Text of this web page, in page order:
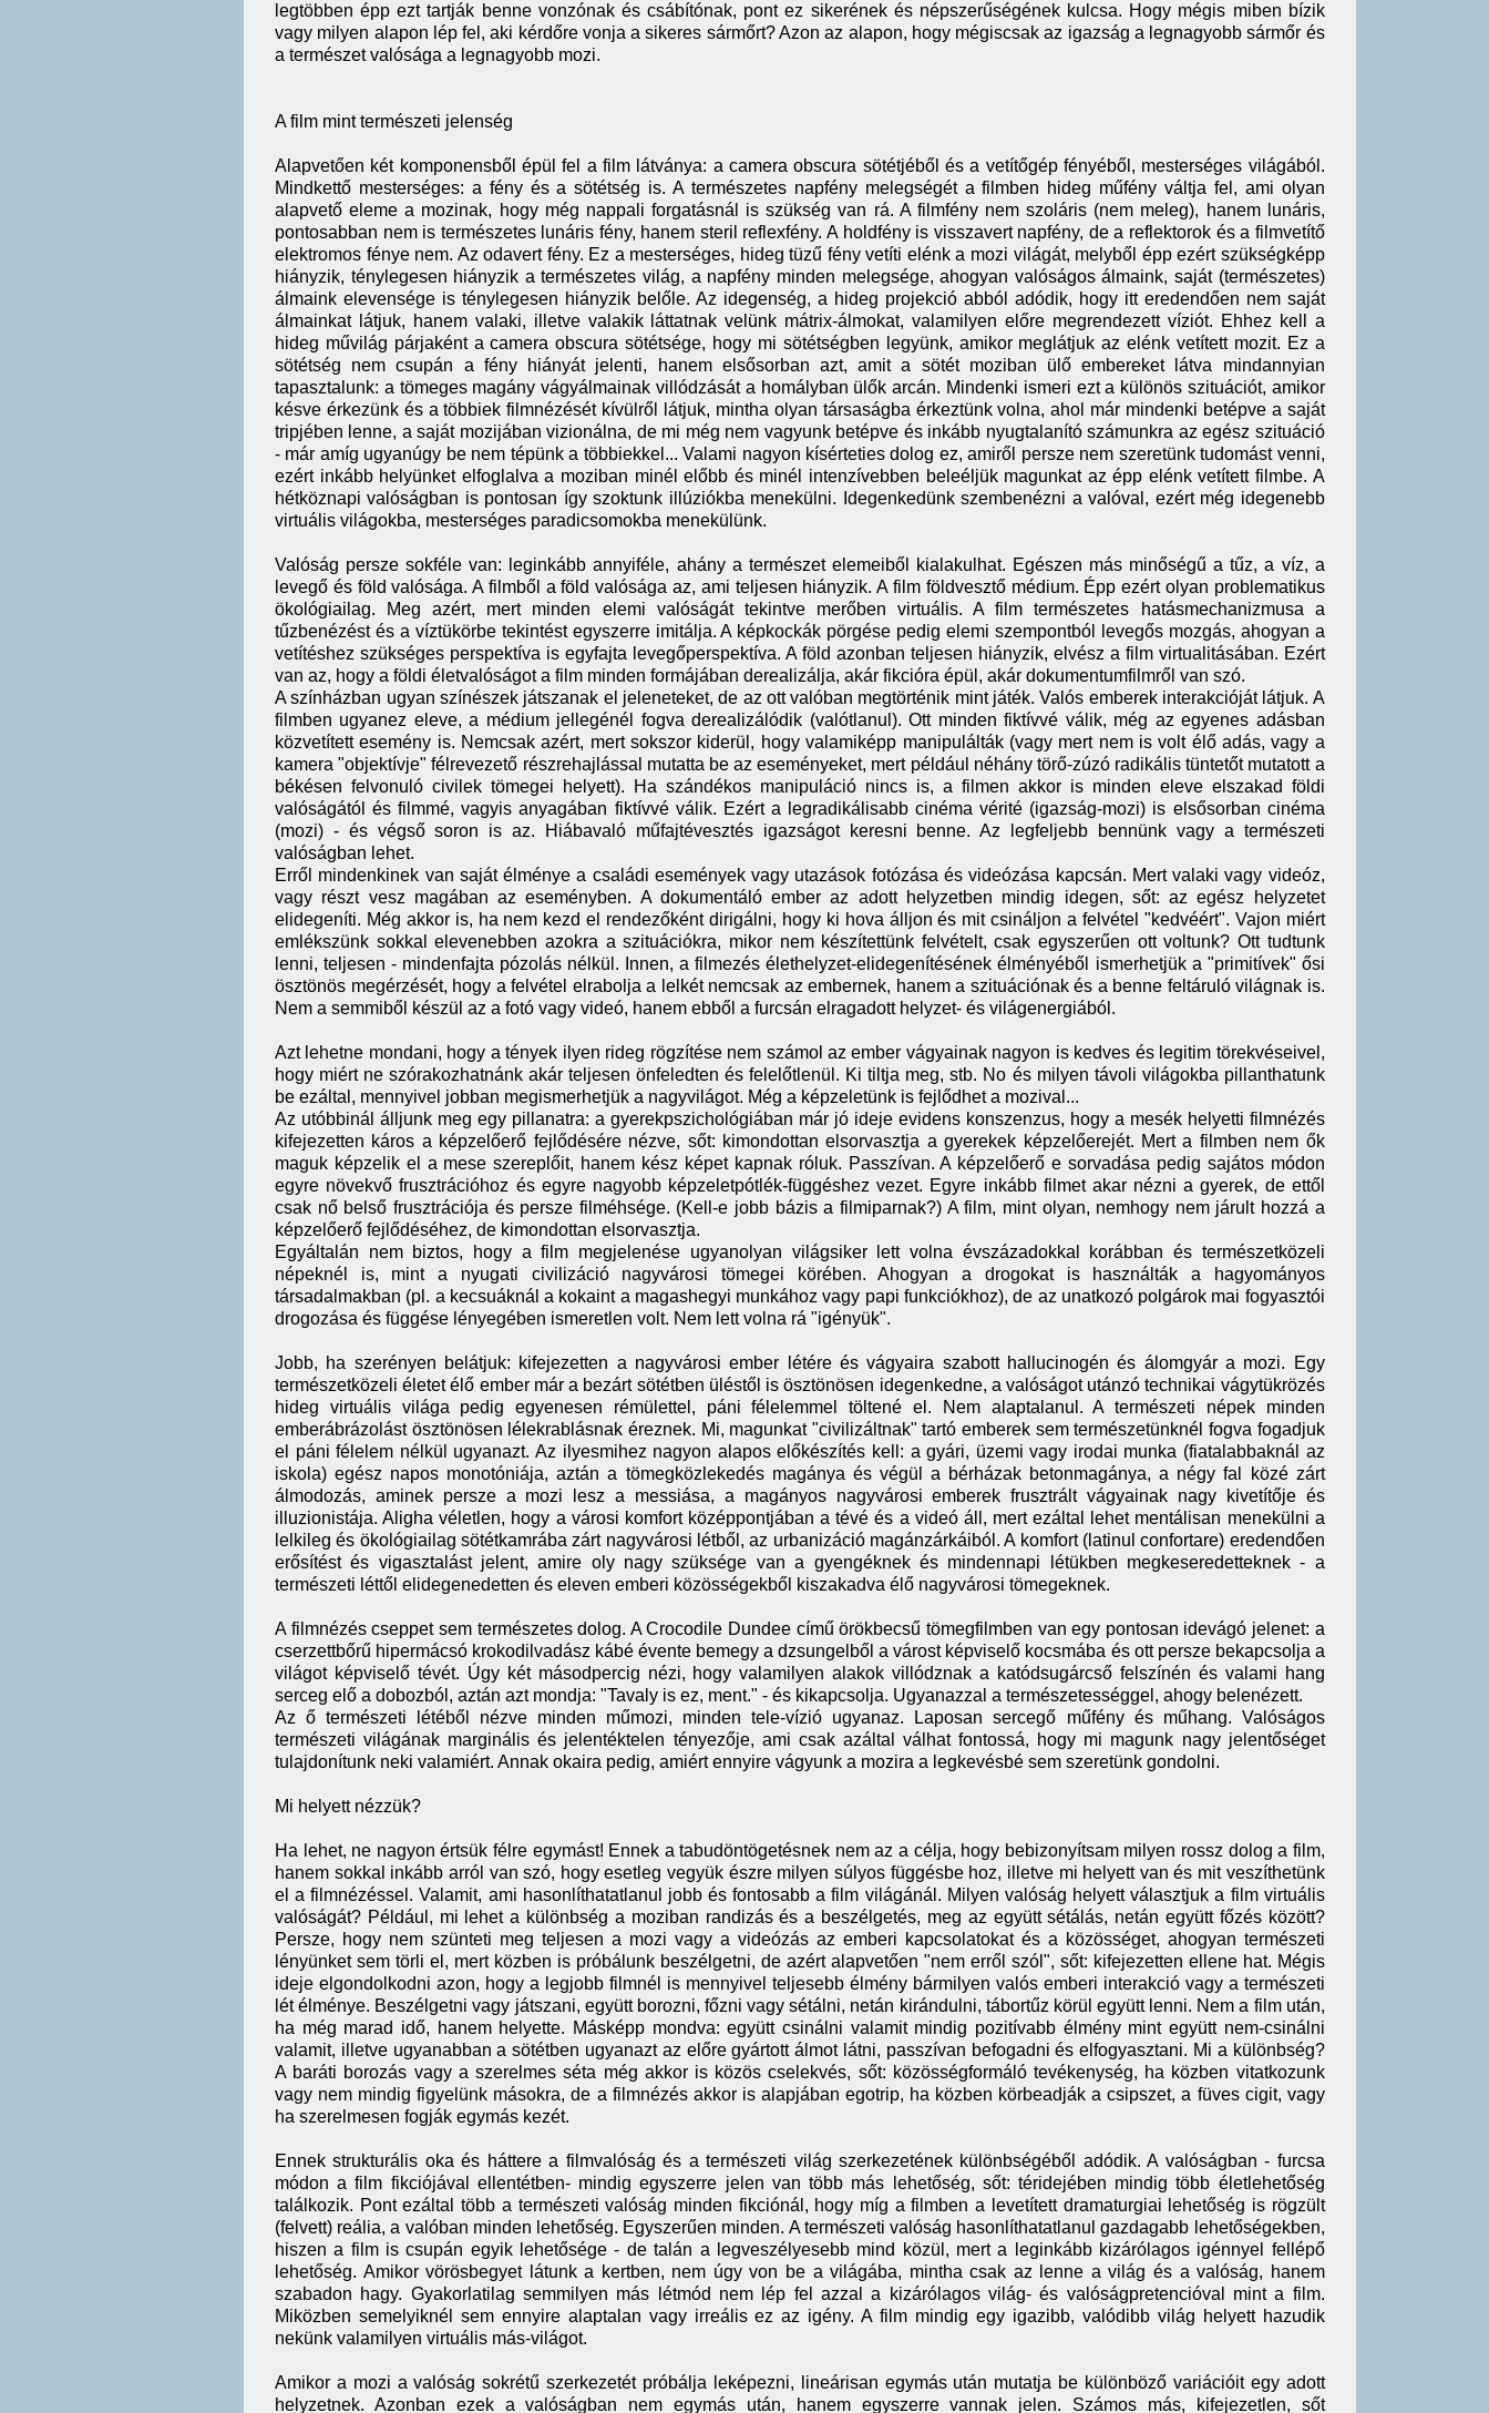
legtöbben épp ezt tartják benne vonzónak és csábítónak, pont ez sikerének és népszerűségének kulcsa. Hogy mégis miben bízik
vagy milyen alapon lép fel, aki kérdőre vonja a sikeres sármőrt? Azon az alapon, hogy mégiscsak az igazság a legnagyobb sármőr és
a természet valósága a legnagyobb mozi.
A film mint természeti jelenség
Alapvetően két komponensből épül fel a film látványa: a camera obscura sötétjéből és a vetítőgép fényéből, mesterséges világából.
Mindkettő mesterséges: a fény és a sötétség is. A természetes napfény melegségét a filmben hideg műfény váltja fel, ami olyan
alapvető eleme a mozinak, hogy még nappali forgatásnál is szükség van rá. A filmfény nem szoláris (nem meleg), hanem lunáris,
pontosabban nem is természetes lunáris fény, hanem steril reflexfény. A holdfény is visszavert napfény, de a reflektorok és a filmvetítő
elektromos fénye nem. Az odavert fény. Ez a mesterséges, hideg tüzű fény vetíti elénk a mozi világát, melyből épp ezért szükségképp
hiányzik, ténylegesen hiányzik a természetes világ, a napfény minden melegsége, ahogyan valóságos álmaink, saját (természetes)
álmaink elevensége is ténylegesen hiányzik belőle. Az idegenség, a hideg projekció abból adódik, hogy itt eredendően nem saját
álmainkat látjuk, hanem valaki, illetve valakik láttatnak velünk mátrix-álmokat, valamilyen előre megrendezett víziót. Ehhez kell a
hideg művilág párjaként a camera obscura sötétsége, hogy mi sötétségben legyünk, amikor meglátjuk az elénk vetített mozit. Ez a
sötétség nem csupán a fény hiányát jelenti, hanem elsősorban azt, amit a sötét moziban ülő embereket látva mindannyian
tapasztalunk: a tömeges magány vágyálmainak villódzását a homályban ülők arcán. Mindenki ismeri ezt a különös szituációt, amikor
késve érkezünk és a többiek filmnézését kívülről látjuk, mintha olyan társaságba érkeztünk volna, ahol már mindenki betépve a saját
tripjében lenne, a saját mozijában vizionálna, de mi még nem vagyunk betépve és inkább nyugtalanító számunkra az egész szituáció
- már amíg ugyanúgy be nem tépünk a többiekkel... Valami nagyon kísérteties dolog ez, amiről persze nem szeretünk tudomást venni,
ezért inkább helyünket elfoglalva a moziban minél előbb és minél intenzívebben beleéljük magunkat az épp elénk vetített filmbe. A
hétköznapi valóságban is pontosan így szoktunk illúziókba menekülni. Idegenkedünk szembenézni a valóval, ezért még idegenebb
virtuális világokba, mesterséges paradicsomokba menekülünk.
Valóság persze sokféle van: leginkább annyiféle, ahány a természet elemeiből kialakulhat. Egészen más minőségű a tűz, a víz, a
levegő és föld valósága. A filmből a föld valósága az, ami teljesen hiányzik. A film földvesztő médium. Épp ezért olyan problematikus
ökológiailag. Meg azért, mert minden elemi valóságát tekintve merőben virtuális. A film természetes hatásmechanizmusa a
tűzbenézést és a víztükörbe tekintést egyszerre imitálja. A képkockák pörgése pedig elemi szempontból levegős mozgás, ahogyan a
vetítéshez szükséges perspektíva is egyfajta levegőperspektíva. A föld azonban teljesen hiányzik, elvész a film virtualitásában. Ezért
van az, hogy a földi életvalóságot a film minden formájában derealizálja, akár fikcióra épül, akár dokumentumfilmről van szó.
A színházban ugyan színészek játszanak el jeleneteket, de az ott valóban megtörténik mint játék. Valós emberek interakcióját látjuk. A
filmben ugyanez eleve, a médium jellegénél fogva derealizálódik (valótlanul). Ott minden fiktívvé válik, még az egyenes adásban
közvetített esemény is. Nemcsak azért, mert sokszor kiderül, hogy valamiképp manipulálták (vagy mert nem is volt élő adás, vagy a
kamera "objektívje" félrevezető részrehajlással mutatta be az eseményeket, mert például néhány törő-zúzó radikális tüntetőt mutatott a
békésen felvonuló civilek tömegei helyett). Ha szándékos manipuláció nincs is, a filmen akkor is minden eleve elszakad földi
valóságától és filmmé, vagyis anyagában fiktívvé válik. Ezért a legradikálisabb cinéma vérité (igazság-mozi) is elsősorban cinéma
(mozi) - és végső soron is az. Hiábavaló műfajtévesztés igazságot keresni benne. Az legfeljebb bennünk vagy a természeti
valóságban lehet.
Erről mindenkinek van saját élménye a családi események vagy utazások fotózása és videózása kapcsán. Mert valaki vagy videóz,
vagy részt vesz magában az eseményben. A dokumentáló ember az adott helyzetben mindig idegen, sőt: az egész helyzetet
elidegeníti. Még akkor is, ha nem kezd el rendezőként dirigálni, hogy ki hova álljon és mit csináljon a felvétel "kedvéért". Vajon miért
emlékszünk sokkal elevenebben azokra a szituációkra, mikor nem készítettünk felvételt, csak egyszerűen ott voltunk? Ott tudtunk
lenni, teljesen - mindenfajta pózolás nélkül. Innen, a filmezés élethelyzet-elidegenítésének élményéből ismerhetjük a "primitívek" ősi
ösztönös megérzését, hogy a felvétel elrabolja a lelkét nemcsak az embernek, hanem a szituációnak és a benne feltáruló világnak is.
Nem a semmiből készül az a fotó vagy videó, hanem ebből a furcsán elragadott helyzet- és világenergiából.
Azt lehetne mondani, hogy a tények ilyen rideg rögzítése nem számol az ember vágyainak nagyon is kedves és legitim törekvéseivel,
hogy miért ne szórakozhatnánk akár teljesen önfeledten és felelőtlenül. Ki tiltja meg, stb. No és milyen távoli világokba pillanthatunk
be ezáltal, mennyivel jobban megismerhetjük a nagyvilágot. Még a képzeletünk is fejlődhet a mozival...
Az utóbbinál álljunk meg egy pillanatra: a gyerekpszichológiában már jó ideje evidens konszenzus, hogy a mesék helyetti filmnézés
kifejezetten káros a képzelőerő fejlődésére nézve, sőt: kimondottan elsorvasztja a gyerekek képzelőerejét. Mert a filmben nem ők
maguk képzelik el a mese szereplőit, hanem kész képet kapnak róluk. Passzívan. A képzelőerő e sorvadása pedig sajátos módon
egyre növekvő frusztrációhoz és egyre nagyobb képzeletpótlék-függéshez vezet. Egyre inkább filmet akar nézni a gyerek, de ettől
csak nő belső frusztrációja és persze filméhsége. (Kell-e jobb bázis a filmiparnak?) A film, mint olyan, nemhogy nem járult hozzá a
képzelőerő fejlődéséhez, de kimondottan elsorvasztja.
Egyáltalán nem biztos, hogy a film megjelenése ugyanolyan világsiker lett volna évszázadokkal korábban és természetközeli
népeknél is, mint a nyugati civilizáció nagyvárosi tömegei körében. Ahogyan a drogokat is használták a hagyományos
társadalmakban (pl. a kecsuáknál a kokaint a magashegyi munkához vagy papi funkciókhoz), de az unatkozó polgárok mai fogyasztói
drogozása és függése lényegében ismeretlen volt. Nem lett volna rá "igényük".
Jobb, ha szerényen belátjuk: kifejezetten a nagyvárosi ember létére és vágyaira szabott hallucinogén és álomgyár a mozi. Egy
természetközeli életet élő ember már a bezárt sötétben üléstől is ösztönösen idegenkedne, a valóságot utánzó technikai vágytükrözés
hideg virtuális világa pedig egyenesen rémülettel, páni félelemmel töltené el. Nem alaptalanul. A természeti népek minden
emberábrázolást ösztönösen lélekrablásnak éreznek. Mi, magunkat "civilizáltnak" tartó emberek sem természetünknél fogva fogadjuk
el páni félelem nélkül ugyanazt. Az ilyesmihez nagyon alapos előkészítés kell: a gyári, üzemi vagy irodai munka (fiatalabbaknál az
iskola) egész napos monotóniája, aztán a tömegközlekedés magánya és végül a bérházak betonmagánya, a négy fal közé zárt
álmodozás, aminek persze a mozi lesz a messiása, a magányos nagyvárosi emberek frusztrált vágyainak nagy kivetítője és
illuzionistája. Aligha véletlen, hogy a városi komfort középpontjában a tévé és a videó áll, mert ezáltal lehet mentálisan menekülni a
lelkileg és ökológiailag sötétkamrába zárt nagyvárosi létből, az urbanizáció magánzárkáiból. A komfort (latinul confortare) eredendően
erősítést és vigasztalást jelent, amire oly nagy szüksége van a gyengéknek és mindennapi létükben megkeseredetteknek - a
természeti léttől elidegenedetten és eleven emberi közösségekből kiszakadva élő nagyvárosi tömegeknek.
A filmnézés cseppet sem természetes dolog. A Crocodile Dundee című örökbecsű tömegfilmben van egy pontosan idevágó jelenet: a
cserzettbőrű hipermácsó krokodilvadász kábé évente bemegy a dzsungelből a várost képviselő kocsmába és ott persze bekapcsolja a
világot képviselő tévét. Úgy két másodpercig nézi, hogy valamilyen alakok villódznak a katódsugárcső felszínén és valami hang
serceg elő a dobozból, aztán azt mondja: "Tavaly is ez, ment." - és kikapcsolja. Ugyanazzal a természetességgel, ahogy belenézett.
Az ő természeti létéből nézve minden műmozi, minden tele-vízió ugyanaz. Laposan sercegő műfény és műhang. Valóságos
természeti világának marginális és jelentéktelen tényezője, ami csak azáltal válhat fontossá, hogy mi magunk nagy jelentőséget
tulajdonítunk neki valamiért. Annak okaira pedig, amiért ennyire vágyunk a mozira a legkevésbé sem szeretünk gondolni.
Mi helyett nézzük?
Ha lehet, ne nagyon értsük félre egymást! Ennek a tabudöntögetésnek nem az a célja, hogy bebizonyítsam milyen rossz dolog a film,
hanem sokkal inkább arról van szó, hogy esetleg vegyük észre milyen súlyos függésbe hoz, illetve mi helyett van és mit veszíthetünk
el a filmnézéssel. Valamit, ami hasonlíthatatlanul jobb és fontosabb a film világánál. Milyen valóság helyett választjuk a film virtuális
valóságát? Például, mi lehet a különbség a moziban randizás és a beszélgetés, meg az együtt sétálás, netán együtt főzés között?
Persze, hogy nem szünteti meg teljesen a mozi vagy a videózás az emberi kapcsolatokat és a közösséget, ahogyan természeti
lényünket sem törli el, mert közben is próbálunk beszélgetni, de azért alapvetően "nem erről szól", sőt: kifejezetten ellene hat. Mégis
ideje elgondolkodni azon, hogy a legjobb filmnél is mennyivel teljesebb élmény bármilyen valós emberi interakció vagy a természeti
lét élménye. Beszélgetni vagy játszani, együtt borozni, főzni vagy sétálni, netán kirándulni, tábortűz körül együtt lenni. Nem a film után,
ha még marad idő, hanem helyette. Másképp mondva: együtt csinálni valamit mindig pozitívabb élmény mint együtt nem-csinálni
valamit, illetve ugyanabban a sötétben ugyanazt az előre gyártott álmot látni, passzívan befogadni és elfogyasztani. Mi a különbség?
A baráti borozás vagy a szerelmes séta még akkor is közös cselekvés, sőt: közösségformáló tevékenység, ha közben vitatkozunk
vagy nem mindig figyelünk másokra, de a filmnézés akkor is alapjában egotrip, ha közben körbeadják a csipszet, a füves cigit, vagy
ha szerelmesen fogják egymás kezét.
Ennek strukturális oka és háttere a filmvalóság és a természeti világ szerkezetének különbségéből adódik. A valóságban - furcsa
módon a film fikciójával ellentétben- mindig egyszerre jelen van több más lehetőség, sőt: téridejében mindig több életlehetőség
találkozik. Pont ezáltal több a természeti valóság minden fikciónál, hogy míg a filmben a levetített dramaturgiai lehetőség is rögzült
(felvett) reália, a valóban minden lehetőség. Egyszerűen minden. A természeti valóság hasonlíthatatlanul gazdagabb lehetőségekben,
hiszen a film is csupán egyik lehetősége - de talán a legveszélyesebb mind közül, mert a leginkább kizárólagos igénnyel fellépő
lehetőség. Amikor vörösbegyet látunk a kertben, nem úgy von be a világába, mintha csak az lenne a világ és a valóság, hanem
szabadon hagy. Gyakorlatilag semmilyen más létmód nem lép fel azzal a kizárólagos világ- és valóságpretencióval mint a film.
Miközben semelyiknél sem ennyire alaptalan vagy irreális ez az igény. A film mindig egy igazibb, valódibb világ helyett hazudik
nekünk valamilyen virtuális más-világot.
Amikor a mozi a valóság sokrétű szerkezetét próbálja leképezni, lineárisan egymás után mutatja be különböző variációit egy adott
helyzetnek. Azonban ezek a valóságban nem egymás után, hanem egyszerre vannak jelen. Számos más, kifejezetlen, sőt